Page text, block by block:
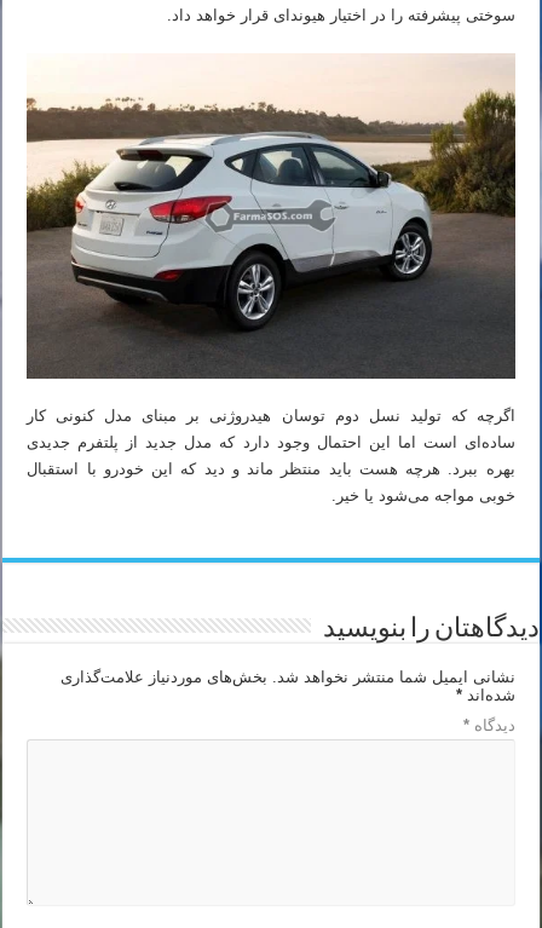
سوختی پیشرفته را در اختیار هیوندای قرار خواهد داد.
اگرچه که تولید نسل دوم توسان هیدروژنی بر مبنای مدل کنونی کار
ساده‌ای است اما این احتمال وجود دارد که مدل جدید از پلتفرم جدیدی
بهره ببرد. هرچه هست باید منتظر ماند و دید که این خودرو با استقبال
خوبی مواجه می‌شود یا خیر.
دیدگاهتان را بنویسید
نشانی ایمیل شما منتشر نخواهد شد. بخش‌های موردنیاز علامت‌گذاری
شده‌اند*
دیدگاه*